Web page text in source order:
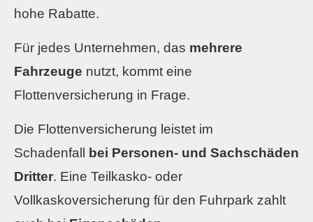
hohe Rabatte.
Für jedes Unternehmen, das mehrere
Fahrzeuge nutzt, kommt eine
Flottenversicherung in Frage.
Die Flottenversicherung leistet im
Schadenfall
bei Per­sonen- und Sachschäden
Dritter. Eine Teilkasko- oder
Vollkaskoversicherung für den Fuhrpark zahlt